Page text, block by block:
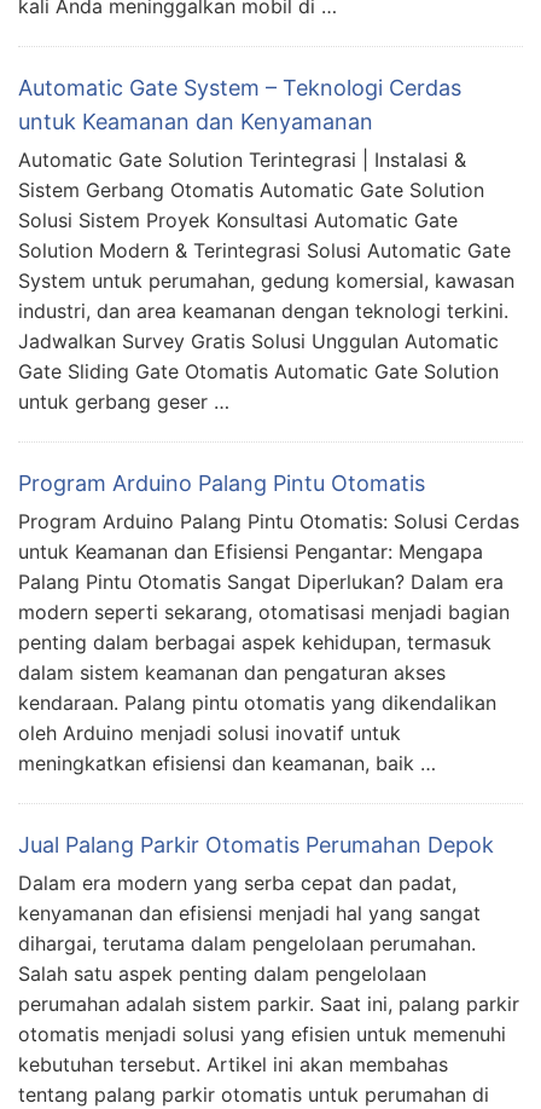
kali Anda meninggalkan mobil di …
Automatic Gate System – Teknologi Cerdas
untuk Keamanan dan Kenyamanan
Automatic Gate Solution Terintegrasi | Instalasi &
Sistem Gerbang Otomatis Automatic Gate Solution
Solusi Sistem Proyek Konsultasi Automatic Gate
Solution Modern & Terintegrasi Solusi Automatic Gate
System untuk perumahan, gedung komersial, kawasan
industri, dan area keamanan dengan teknologi terkini.
Jadwalkan Survey Gratis Solusi Unggulan Automatic
Gate Sliding Gate Otomatis Automatic Gate Solution
untuk gerbang geser …
Program Arduino Palang Pintu Otomatis
Program Arduino Palang Pintu Otomatis: Solusi Cerdas
untuk Keamanan dan Efisiensi Pengantar: Mengapa
Palang Pintu Otomatis Sangat Diperlukan? Dalam era
modern seperti sekarang, otomatisasi menjadi bagian
penting dalam berbagai aspek kehidupan, termasuk
dalam sistem keamanan dan pengaturan akses
kendaraan. Palang pintu otomatis yang dikendalikan
oleh Arduino menjadi solusi inovatif untuk
meningkatkan efisiensi dan keamanan, baik …
Jual Palang Parkir Otomatis Perumahan Depok
Dalam era modern yang serba cepat dan padat,
kenyamanan dan efisiensi menjadi hal yang sangat
dihargai, terutama dalam pengelolaan perumahan.
Salah satu aspek penting dalam pengelolaan
perumahan adalah sistem parkir. Saat ini, palang parkir
otomatis menjadi solusi yang efisien untuk memenuhi
kebutuhan tersebut. Artikel ini akan membahas
tentang palang parkir otomatis untuk perumahan di